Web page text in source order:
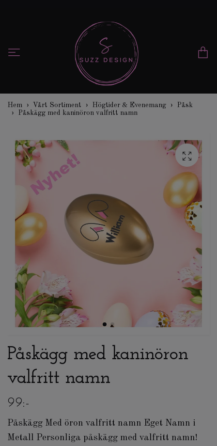
Hem Vårt Sortiment Högtider & Evenemang
Påsk
Påskägg med kaninöron valfritt namn
Påskägg med kaninöron
valfritt namn
99:-
Påskägg Med öron valfritt namn Eget Namn i
Metall Personliga påskägg med valfritt namn!